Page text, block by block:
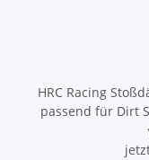
HRC Racing
passend für Dirt
NEOXX V2